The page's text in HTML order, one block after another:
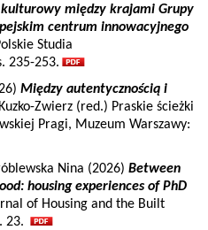
kulturowy między krajami Grupy
centrum innowacyjnego
Studia
235-253.
Między autentycznością i
Zwierz (red.) Praskie ścieżki
Pragi, Muzeum Warszawy:
Nina (2026) Between
housing experiences of PhD
of Housing and the Built
23.